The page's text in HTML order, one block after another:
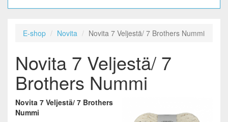
E-shop Novita Novita 7 Veljestä/ 7 Brothers Nummi
Novita 7 Veljestä/ 7
Brothers Nummi
Novita 7 Veljestä/ 7 Brothers
Nummi